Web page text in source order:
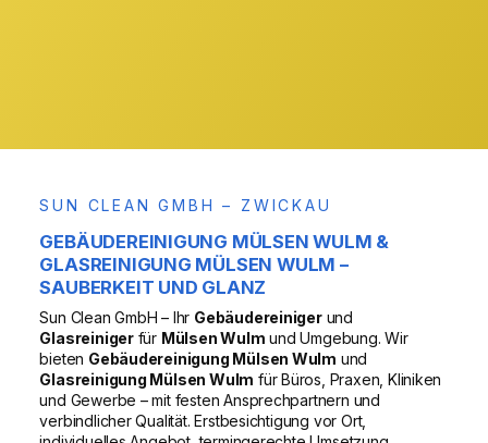
SUN CLEAN GMBH – ZWICKAU
GEBÄUDEREINIGUNG MÜLSEN WULM &
GLASREINIGUNG MÜLSEN WULM –
SAUBERKEIT UND GLANZ
Sun Clean GmbH – Ihr Gebäudereinigerund
Glasreinigerfür Mülsen Wulm und Umgebung. Wir
bieten Gebäudereinigung Mülsen Wulm und
Glasreinigung Mülsen Wulm für Büros, Praxen, Kliniken
und Gewerbe – mit festen Ansprechpartnern und
verbindlicher Qualität. Erstbesichtigung vor Ort,